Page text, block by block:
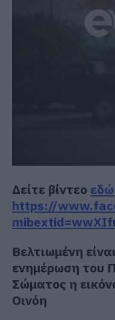
Δείτε βίντεο
https://
Βελτιωμένη
ενημέρωση του
Σώματος η
Οινόη